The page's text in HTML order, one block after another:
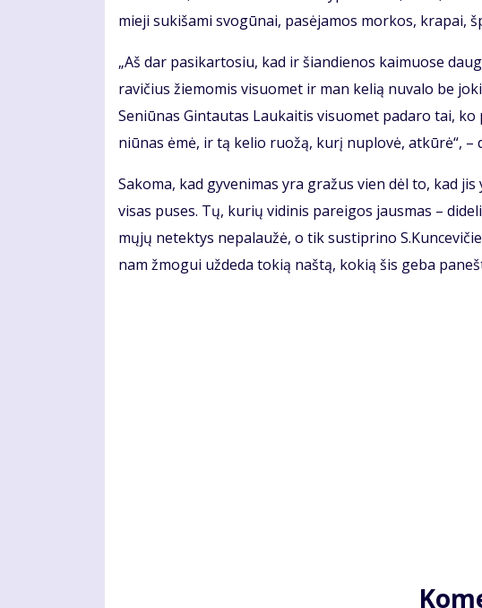
mie­ji su­ki­ša­mi svo­gū­nai, pa­sė­ja­mos mor­kos, kra­pai,
„Aš dar pa­si­kar­to­siu, kad ir šian­die­nos kai­muo­se
ra­vi­čius žie­mo­mis vi­suo­met ir man ke­lią nu­va­lo be
Se­niū­nas Gin­tau­tas Lau­kai­tis vi­suo­met pa­da­ro tai,
niū­nas ėmė, ir tą ke­lio ruo­žą, ku­rį nu­plo­vė, at­kū­rė“, –
Sa­ko­ma, kad gy­ve­ni­mas yra gra­žus vien dėl to, kad
vi­sas pu­ses. Tų, ku­rių vi­di­nis pa­rei­gos jaus­mas –
mų­jų ne­tek­tys ne­pa­lau­žė, o tik su­stip­ri­no
nam žmo­gui už­de­da to­kią naš­tą, ko­kią šis ge­ba